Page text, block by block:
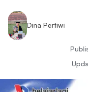
Dina Pertiwi